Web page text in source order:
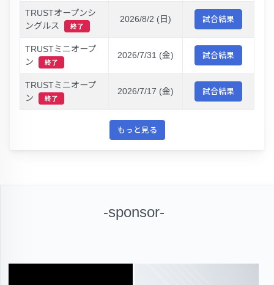
TRUSTオープンシ
ングルス
終了
2026/8/2 (日) 試合結果
TRUSTミニオープ
ン
終了
2026/7/31 (金) 試合結果
TRUSTミニオープ
ン
終了
2026/7/17 (金) 試合結果
もっと見る
-sponsor-